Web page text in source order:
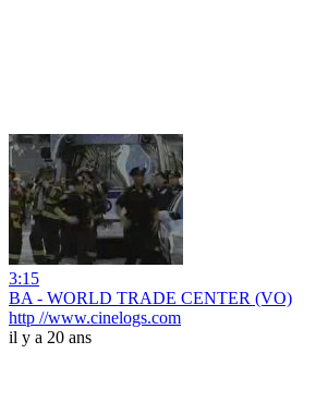
3:15
BA - WORLD TRADE CENTER (VO)
http //www.cinelogs.com
il y a 20 ans